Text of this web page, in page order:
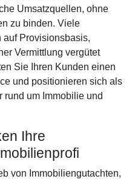
Umsatzquellen, ohne
zu binden. Viele
auf Provisionsbasis,
Vermittlung vergütet
Sie Ihren Kunden einen
und positionieren sich als
rund um Immobilie und
Ihre
von Immobiliengutachten,